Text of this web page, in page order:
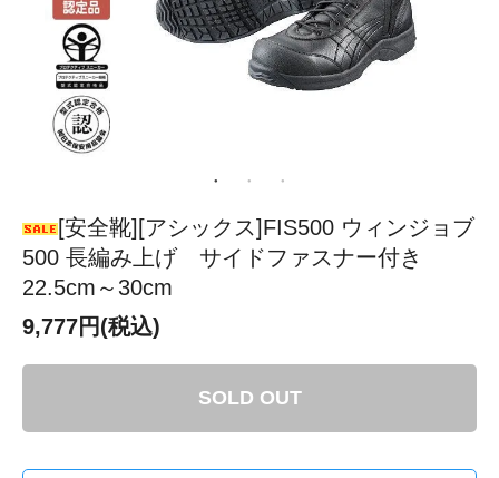
[安全靴][アシックス]FIS500 ウィンジョブ
500 長編み上げ サイドファスナー付き
22.5cm～30cm
9,777円(税込)
SOLD OUT